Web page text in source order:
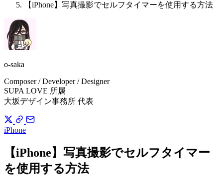
【iPhone】写真撮影でセルフタイマーを使用する方法
o-saka
Composer / Developer / Designer
SUPA LOVE 所属
大坂デザイン事務所 代表
iPhone
【iPhone】写真撮影でセルフタイマー
を使用する方法